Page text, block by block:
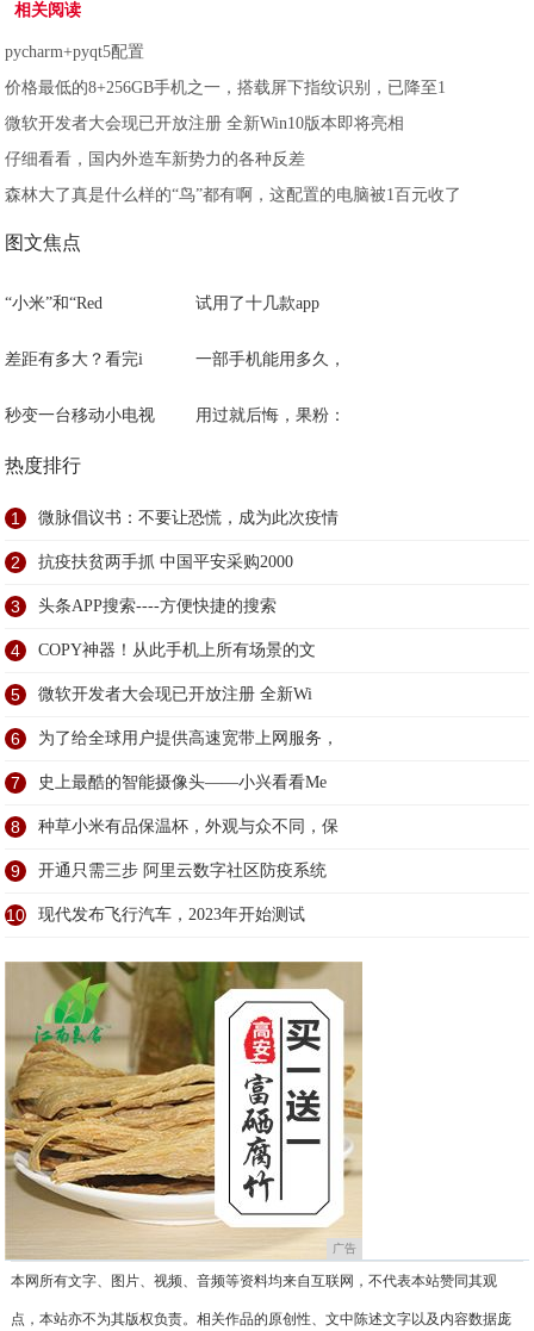
相关阅读
pycharm+pyqt5配置
价格最低的8+256GB手机之一，搭载屏下指纹识别，已降至1
微软开发者大会现已开放注册 全新Win10版本即将亮相
仔细看看，国内外造车新势力的各种反差
森林大了真是什么样的“鸟”都有啊，这配置的电脑被1百元收了
图文焦点
“小米”和“Red 试用了十几款app
差距有多大？看完i 一部手机能用多久，
秒变一台移动小电视 用过就后悔，果粉：
热度排行
1 微脉倡议书：不要让恐慌，成为此次疫情
2 抗疫扶贫两手抓 中国平安采购2000
3 头条APP搜索----方便快捷的搜索
4 COPY神器！从此手机上所有场景的文
5 微软开发者大会现已开放注册 全新Wi
6 为了给全球用户提供高速宽带上网服务，
7 史上最酷的智能摄像头——小兴看看Me
8 种草小米有品保温杯，外观与众不同，保
9 开通只需三步 阿里云数字社区防疫系统
10 现代发布飞行汽车，2023年开始测试
广告
本网所有文字、图片、视频、音频等资料均来自互联网，不代表本站赞同其观
点，本站亦不为其版权负责。相关作品的原创性、文中陈述文字以及内容数据庞